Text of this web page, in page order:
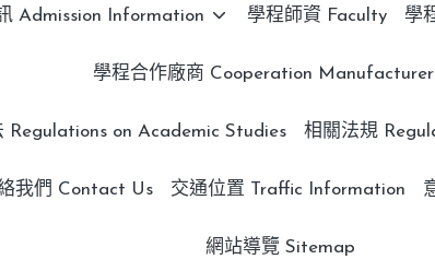
Admission Information 學程師資 Faculty 學
學程合作廠商 Cooperation
Regulations on Academic Studies 相關法規
我們 Contact Us 交通位置 Traffic Information
網站導覽 Sitemap